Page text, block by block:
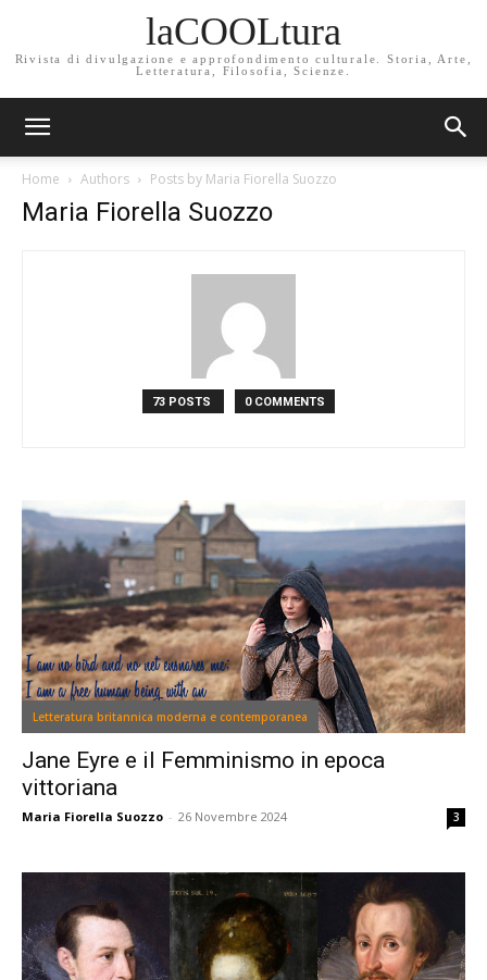
laCOOLtura
Rivista di divulgazione e approfondimento culturale. Storia, Arte,
Letteratura, Filosofia, Scienze.
Home Authors Posts by Maria Fiorella Suozzo
Maria Fiorella Suozzo
73 POSTS 0 COMMENTS
Letteratura britannica moderna e contemporanea
Jane Eyre e il Femminismo in epoca
vittoriana
Maria Fiorella Suozzo - 26 Novembre 2024 3